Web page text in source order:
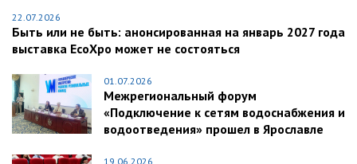
22.07.2026
Быть или не быть: анонсированная на январь 2027 года
выставка EcoXpo может не состояться
01.07.2026
Межрегиональный форум
«Подключение к сетям водоснабжения и
водоотведения» прошел в Ярославле
19.06.2026